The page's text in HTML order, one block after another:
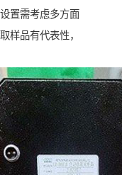
置需考虑多方面
样品有代表性，